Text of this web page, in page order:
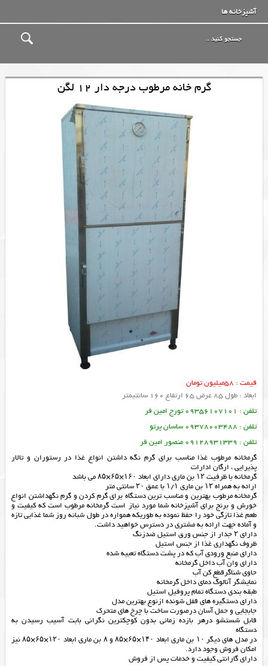
آشپزخانه ها
گرم خانه مرطوب درجه دار 12 لگن
قیمت : 58میلیون تومان
ابعاد : طول 85 عرض 65 ارتفاع 160 سانتیمتر
تلفن : 09356107101 تورج امین فر
تلفن : 09378003488 ساسان پرتو
تلفن : 09128931339 منصور امین فر
گرمخانه مرطوب غذا مناسب برای گرم نگه داشتن انواع غذا در رستوران و تالار
پذیرایی ، ارگان ادارات
گرمخانه با ظرفیت ۱۲ بن ماری دارای ابعاد ۱۶۰×۶۵×۸۵ می باشد
ارائه به همراه ۱۲ بن ماری ۱/۱ با عمق ۲۰ سانتی متر
گرمخانه مرطوب بهترین و مناسب ترین دستگاه برای گرم کردن و گرم نگهداشتن انواع
خورش و برنج برای آشپزخانه شما مورد نیاز است گرمخانه مرطوب است که کیفیت و
طعم غذا تازگی خود را حفظ نموده به طوریکه همواره در طول شبانه روز شما غذایی تازه
و آماده جهت ارائه به مشتری در دسترس خواهید داشت.
دارای ۲ جدار از جنس ورق استیل ضدزنگ
ظروف نگهداری غذا از جنس استیل
دارای منبع ورودی آب که در پشت دستگاه تعبیه شده
دارای وان آب داخل گرمخانه
حاوی شناگرقطع کن آب
نمایشگر آنالوگ دمای داخل گرمخانه
طبقه بندی دستگاه تمام پروفیل استیل
دارای دستگیره های قفل شونده ازنوع بهترین مدل
جابجایی و حمل آسان درصورت ساخت با چرخ های متحرک
قابل شستشو درهر بازده زمانی بدون کوچکترین نگرانی بابت آسیب رسیدن به
دستگاه
در مدل های دیگر ۱۰ بن ماری ابعاد ۱۴۰×۶۵×۸۵ و ۸ بن ماری ابعاد ۱۲۰×۶۵×۸۵ نیز
امکان فروش وجود دارد.
دارای گارانتی کیفیت و خدمات پس از فروش